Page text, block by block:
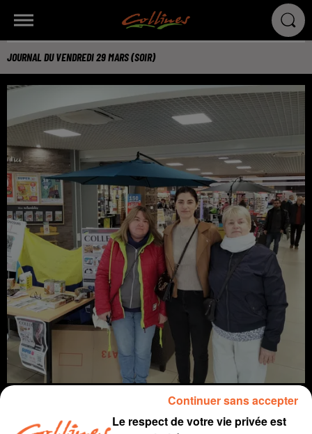
JOURNAL DU VENDREDI 29 MARS (SOIR)
Le respect de votre vie privée est
Continuer sans accepter